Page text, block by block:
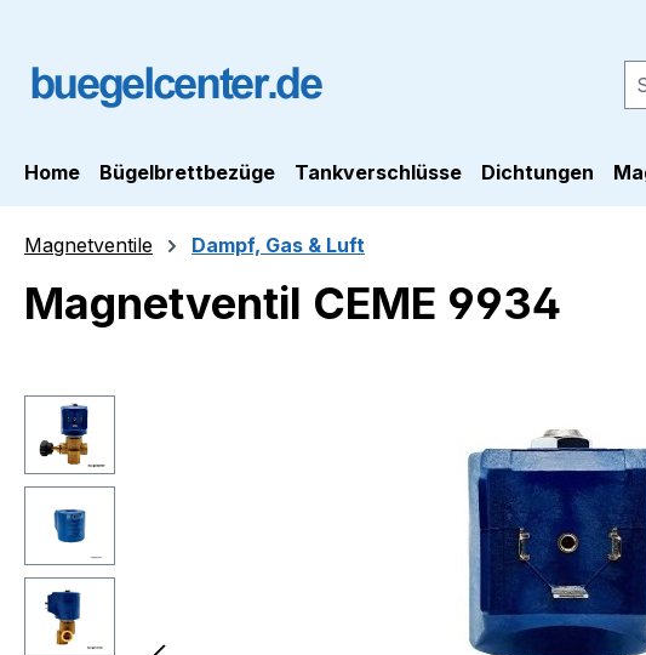
Home Bügelbrettbezüge Tankverschlüsse Dichtungen
Magnetventile Dampf, Gas & Luft
Magnetventil CEME 9934
Bildergalerie überspringen